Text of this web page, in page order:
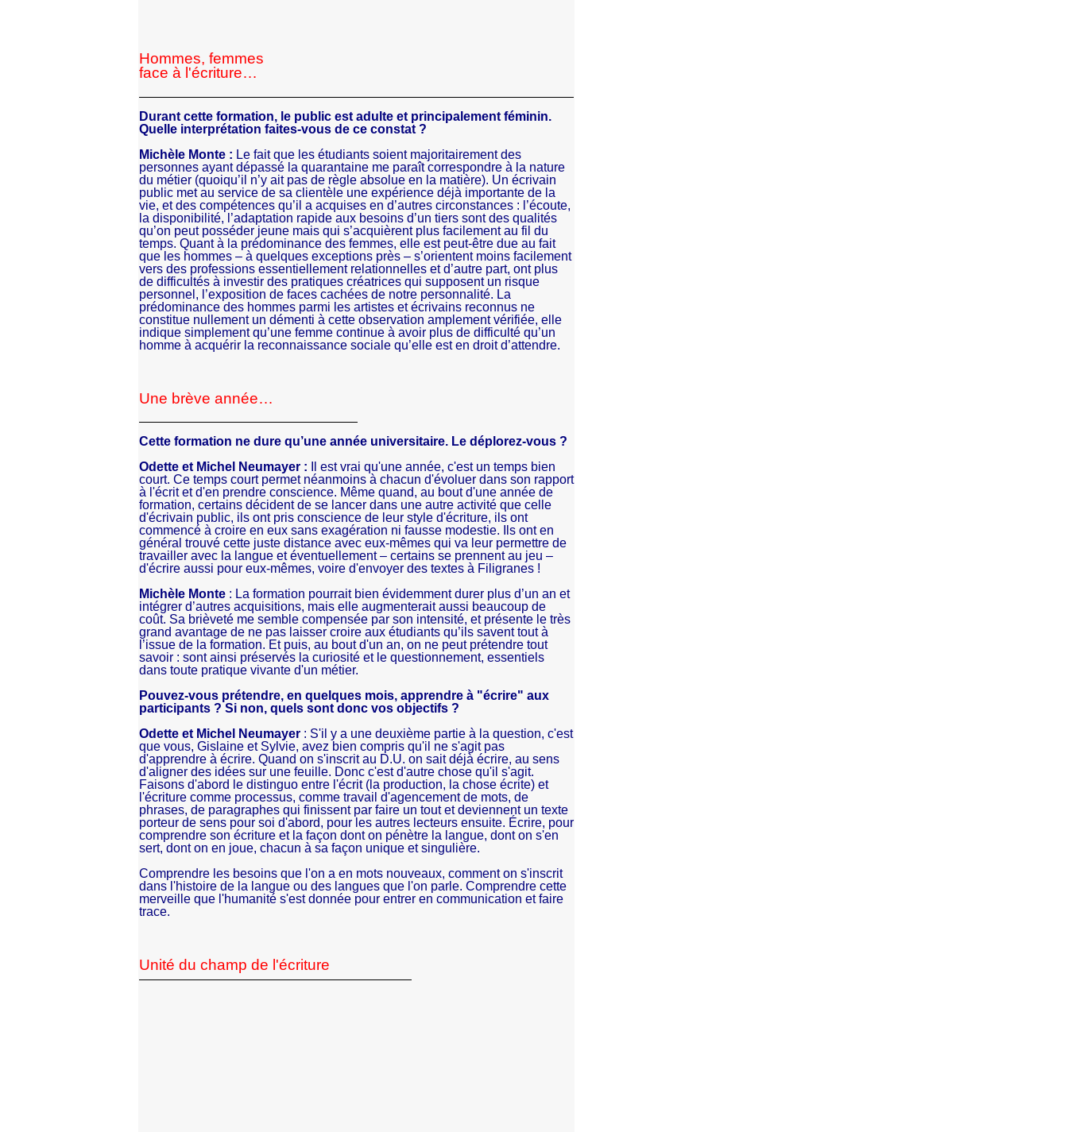
Hommes, femmes
face à l'écriture…
Durant cette formation, le public est adulte et principalement féminin.
Quelle interprétation faites-vous de ce constat ?
Michèle Monte : Le fait que les étudiants soient majoritairement des
personnes ayant dépassé la quarantaine me paraît correspondre à la nature
du métier (quoiqu’il n’y ait pas de règle absolue en la matière). Un écrivain
public met au service de sa clientèle une expérience déjà importante de la
vie, et des compétences qu’il a acquises en d’autres circonstances : l’écoute,
la disponibilité, l’adaptation rapide aux besoins d’un tiers sont des qualités
qu’on peut posséder jeune mais qui s’acquièrent plus facilement au fil du
temps. Quant à la prédominance des femmes, elle est peut-être due au fait
que les hommes – à quelques exceptions près – s’orientent moins facilement
vers des professions essentiellement relationnelles et d’autre part, ont plus
de difficultés à investir des pratiques créatrices qui supposent un risque
personnel, l’exposition de faces cachées de notre personnalité. La
prédominance des hommes parmi les artistes et écrivains reconnus ne
constitue nullement un démenti à cette observation amplement vérifiée, elle
indique simplement qu’une femme continue à avoir plus de difficulté qu’un
homme à acquérir la reconnaissance sociale qu’elle est en droit d’attendre.
Une brève année…
Cette formation ne dure qu’une année universitaire. Le déplorez-vous ?
Odette et Michel Neumayer :
Il est vrai qu'une année, c'est un temps bien
court. Ce temps court permet néanmoins à chacun d'évoluer dans son rapport
à l'écrit et d'en prendre conscience. Même quand, au bout d'une année de
formation, certains décident de se lancer dans une autre activité que celle
d'écrivain public, ils ont pris conscience de leur style d'écriture, ils ont
commencé à croire en eux sans exagération ni fausse modestie. Ils ont en
général trouvé cette juste distance avec eux-mêmes qui va leur permettre de
travailler avec la langue et éventuellement – certains se prennent au jeu –
d'écrire aussi pour eux-mêmes, voire d'envoyer des textes à Filigranes !
Michèle Monte : La formation pourrait bien évidemment durer plus d’un an et
intégrer d’autres acquisitions, mais elle augmenterait aussi beaucoup de
coût. Sa brièveté me semble compensée par son intensité, et présente le très
grand avantage de ne pas laisser croire aux étudiants qu’ils savent tout à
l’issue de la formation. Et puis, au bout d'un an, on ne peut prétendre tout
savoir : sont ainsi préservés la curiosité et le questionnement, essentiels
dans toute pratique vivante d'un métier.
Pouvez-vous prétendre, en quelques mois, apprendre à "écrire" aux
participants ? Si non, quels sont donc vos objectifs ?
Odette et Michel Neumayer : S'il y a une deuxième partie à la question, c'est
que vous, Gislaine et Sylvie, avez bien compris qu'il ne s'agit pas
d'apprendre à écrire. Quand on s'inscrit au D.U. on sait déjà écrire, au sens
d'aligner des idées sur une feuille. Donc c'est d'autre chose qu'il s'agit.
Faisons d'abord le distinguo entre l'écrit (la production, la chose écrite) et
l'écriture comme processus, comme travail d'agencement de mots, de
phrases, de paragraphes qui finissent par faire un tout et deviennent un texte
porteur de sens pour soi d'abord, pour les autres lecteurs ensuite. Écrire, pour
comprendre son écriture et la façon dont on pénètre la langue, dont on s'en
sert, dont on en joue, chacun à sa façon unique et singulière.
Comprendre les besoins que l'on a en mots nouveaux, comment on s'inscrit
dans l'histoire de la langue ou des langues que l'on parle. Comprendre cette
merveille que l'humanité s'est donnée pour entrer en communication et faire
trace.
Unité du champ de l'écriture